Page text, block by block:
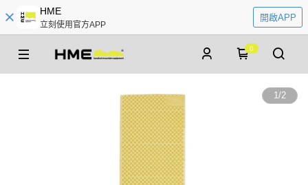
HME
立刻使用官方APP
開啟APP
0
1/2